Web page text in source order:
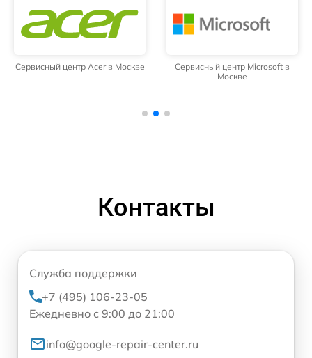
Сервисный центр Acer в Москве
Сервисный центр Microsoft в
Москве
Контакты
Служба поддержки
+7 (495) 106-23-05
Ежедневно с 9:00 до 21:00
info@google-repair-center.ru